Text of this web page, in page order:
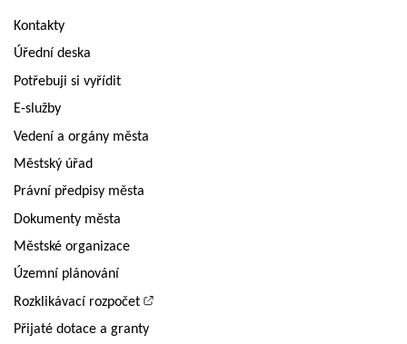
Kontakty
Úřední deska
Potřebuji si vyřídit
E-služby
Vedení a orgány města
Městský úřad
Právní předpisy města
Dokumenty města
Městské organizace
Územní plánování
Rozklikávací rozpočet
Přijaté dotace a granty